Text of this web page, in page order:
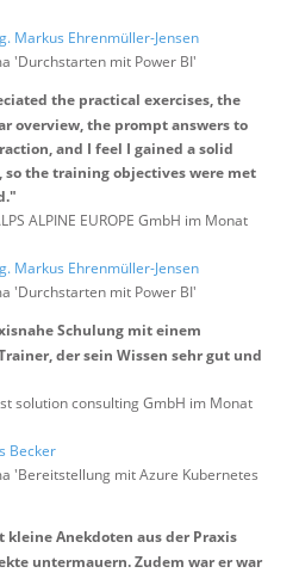
Markus Ehrenmüller-Jensen
'Durchstarten mit Power BI'
the practical exercises, the
overview, the prompt answers to
and I feel I gained a solid
so the training objectives were met
ALPINE EUROPE GmbH im Monat
Markus Ehrenmüller-Jensen
'Durchstarten mit Power BI'
Schulung mit einem
der sein Wissen sehr gut und
solution consulting GmbH im Monat
Becker
'Bereitstellung mit Azure Kubernetes
kleine Anekdoten aus der Praxis
untermauern. Zudem war er war